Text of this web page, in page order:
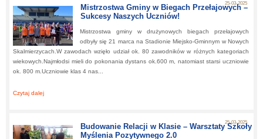
25-03-2025
Mistrzostwa Gminy w Biegach Przełajowych –
Sukcesy Naszych Uczniów!
Mistrzostwa gminy w drużynowych biegach przełajowych
odbyły się 21 marca na Stadionie Miejsko-Gminnym w Nowych
Skalmierzycach.W zawodach wzięło udział ok. 80 zawodników w różnych kategoriach
wiekowych.Najmłodsi mieli do pokonania dystans ok.600 m, natomiast starsi uczniowie
ok. 800 m.Uczniowie klas 4 nas...
Czytaj dalej
25-03-2025
Budowanie Relacji w Klasie – Warsztaty Szkoły
Myślenia Pozytywnego 2.0